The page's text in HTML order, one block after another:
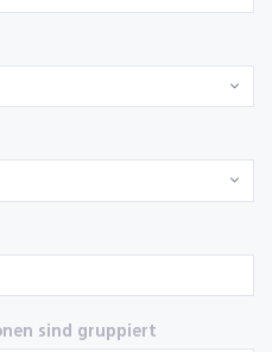
sind gruppiert